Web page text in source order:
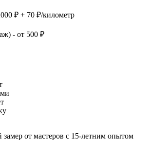
₽ + 70 ₽/километр
- от 500 ₽
от мастеров с 15-летним опытом